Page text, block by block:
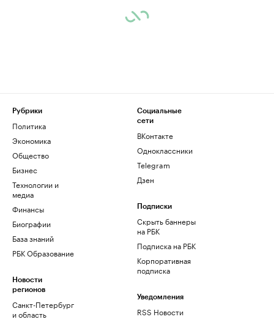
Рубрики
Политика
Экономика
Общество
Бизнес
Технологии и
медиа
Финансы
Биографии
База знаний
РБК Образование
Новости
регионов
Санкт-Петербург
и область
Социальные
сети
ВКонтакте
Одноклассники
Telegram
Дзен
Подписки
Скрыть баннеры
на РБК
Подписка на РБК
Корпоративная
подписка
Уведомления
RSS Новости